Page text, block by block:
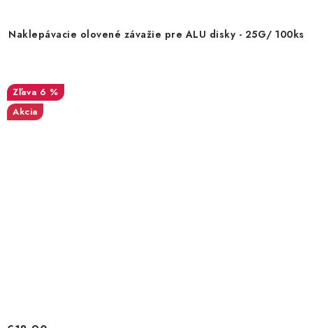
Naklepávacie olovené závažie pre ALU disky - 25G/ 100ks
6 %
Akcia